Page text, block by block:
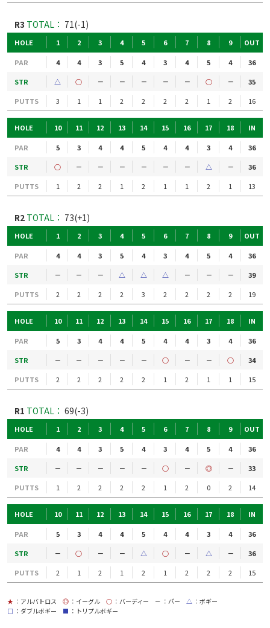
R3 TOTAL： 71(-1)
HOLE 1 2 3 4 5 6 7 8 9 OUT
PAR 4 4 3 5 4 3 4 5 4
36
STR
△ ○ － － － － － ○ －
35
PUTTS
3 1 1 2 2 2 2 1 2 16
HOLE 10 11 12 13 14 15 16 17 18 IN
PAR 5 3 4 4 5 4 4 3 4
36
STR
○ － － － － － － △ －
36
PUTTS
1 2 2 1 2 1 1 2 1 13
R2 TOTAL： 73(+1)
HOLE 1 2 3 4 5 6 7 8 9 OUT
PAR 4 4 3 5 4 3 4 5 4
36
STR
－ － － △ △ △ － － －
39
PUTTS
2 2 2 2 3 2 2 2 2 19
HOLE 10 11 12 13 14 15 16 17 18 IN
PAR 5 3 4 4 5 4 4 3 4
36
STR
－ － － － － ○ － － ○
34
PUTTS
2 2 2 2 2 1 2 1 1 15
R1 TOTAL： 69(-3)
HOLE 1 2 3 4 5 6 7 8 9 OUT
PAR 4 4 3 5 4 3 4 5 4
36
STR
－ － － － － ○ － ◎ －
33
PUTTS
1 2 2 2 2 1 2 0 2 14
HOLE 10 11 12 13 14 15 16 17 18 IN
PAR 5 3 4 4 5 4 4 3 4
36
STR
－ ○ － － △ ○ － △ －
36
PUTTS
2 1 2 1 2 1 2 2 2 15
★ ：アルバトロス ◎ ：イーグル ○ ：バーディー － ：パー △ ：ボギー
□ ：ダブルボギー ■ ：トリプルボギー